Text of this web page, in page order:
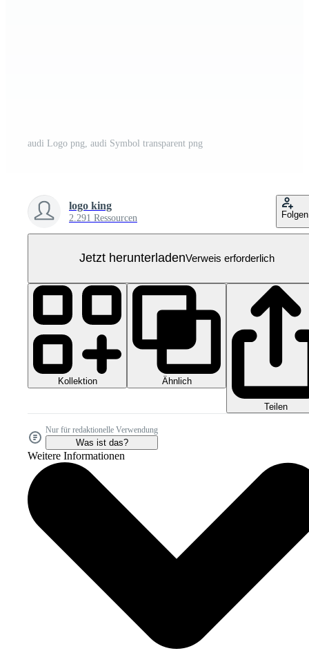
audi Logo png, audi Symbol transparent png
logo king
2.291 Ressourcen Folgen
Jetzt herunterladenVerweis erforderlich
Kollektion Ähnlich
Teilen
Nur für redaktionelle Verwendung
Was ist das?
Weitere Informationen